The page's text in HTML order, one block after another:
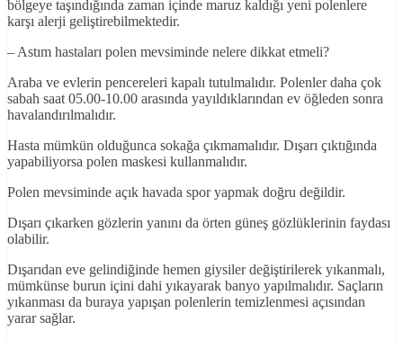
bölgeye taşındığında zaman içinde maruz kaldığı yeni polenlere
karşı alerji geliştirebilmektedir.
– Astım hastaları polen mevsiminde nelere dikkat etmeli?
Araba ve evlerin pencereleri kapalı tutulmalıdır. Polenler daha çok
sabah saat 05.00-10.00 arasında yayıldıklarından ev öğleden sonra
havalandırılmalıdır.
Hasta mümkün olduğunca sokağa çıkmamalıdır. Dışarı çıktığında
yapabiliyorsa polen maskesi kullanmalıdır.
Polen mevsiminde açık havada spor yapmak doğru değildir.
Dışarı çıkarken gözlerin yanını da örten güneş gözlüklerinin faydası
olabilir.
Dışarıdan eve gelindiğinde hemen giysiler değiştirilerek yıkanmalı,
mümkünse burun içini dahi yıkayarak banyo yapılmalıdır. Saçların
yıkanması da buraya yapışan polenlerin temizlenmesi açısından
yarar sağlar.